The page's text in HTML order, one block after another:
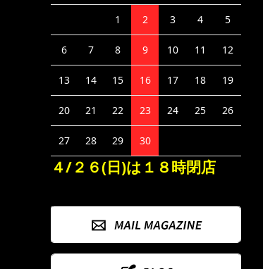
1 2 3 4 5
6 7 8 9 10 11 12
13 14 15 16 17 18 19
20 21 22 23 24 25 26
27 28 29 30
４/２６(日)は１８時閉店